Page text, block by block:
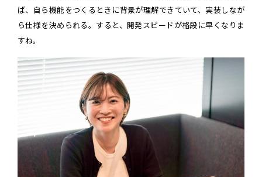
ば、自ら機能をつくるときに背景が理解できていて、実装しなが
ら仕様を決められる。すると、開発スピードが格段に早くなりま
すね。